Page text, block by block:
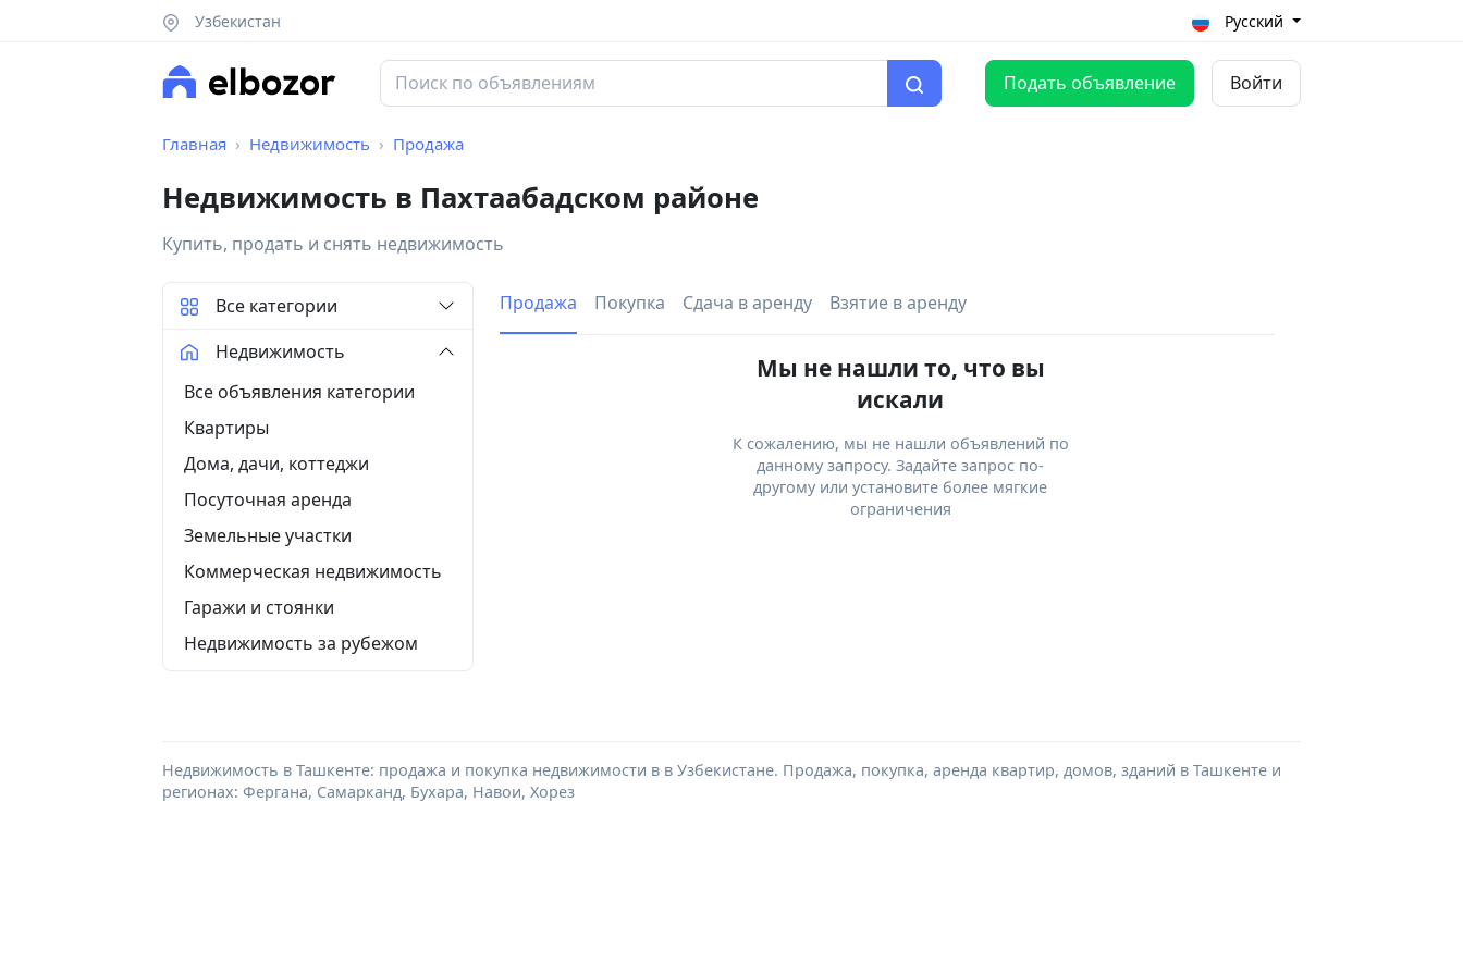
Узбекистан Русский
Подать объявление Войти
Главная Недвижимость Продажа
Недвижимость в Пахтаабадском районе
Купить, продать и снять недвижимость
Продажа Покупка Сдача в аренду Взятие в аренду
Мы не нашли то, что вы
искали
К сожалению, мы не нашли объявлений по
данному запросу. Задайте запрос по-
другому или установите более мягкие
ограничения
Все категории
Недвижимость
Все объявления категории
Квартиры
Дома, дачи, коттеджи
Посуточная аренда
Земельные участки
Коммерческая недвижимость
Гаражи и стоянки
Недвижимость за рубежом
Недвижимость в Ташкенте: продажа и покупка недвижимости в в Узбекистане. Продажа, покупка, аренда квартир, домов, зданий в Ташкенте и
регионах: Фергана, Самарканд, Бухара, Навои, Хорез